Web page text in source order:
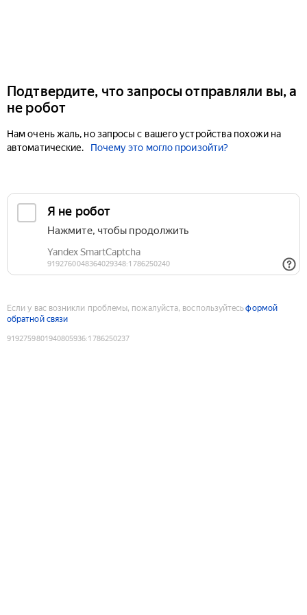
Подтвердите, что запросы отправляли вы, а
не робот
Нам очень жаль, но запросы с вашего устройства похожи на
автоматические.
Почему это могло произойти?
Если у вас возникли проблемы, пожалуйста, воспользуйтесьформой
обратной связи
9192759801940805936:1786250237